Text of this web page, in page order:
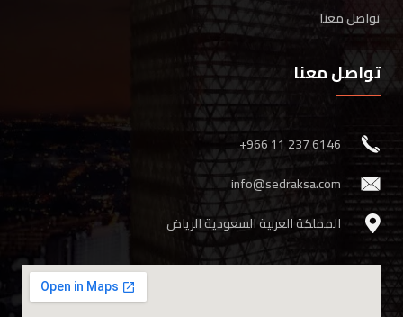
تواصل معنا
تواصل معنا
‎+966 11 237 6146
info@sedraksa.com
المملكة العربية السعودية الرياض